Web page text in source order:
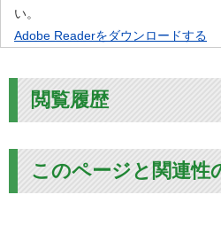
い。
Adobe Readerをダウンロードする
閲覧履歴
このページと関連性